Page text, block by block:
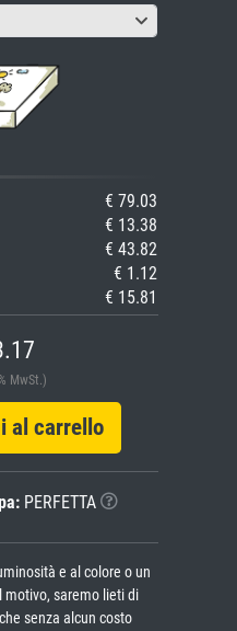
€ 79.03
€ 13.38
€ 43.82
€ 1.12
€ 15.81
MwSt.)
carrello
PERFETTA
e al colore o un
motivo, saremo lieti di
senza alcun costo